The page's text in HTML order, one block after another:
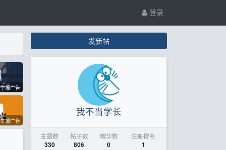
登录
举报广告
举报广告
发新帖
我不当学长
主题数
330
帖子数
806
精华数
0
注册排名
1